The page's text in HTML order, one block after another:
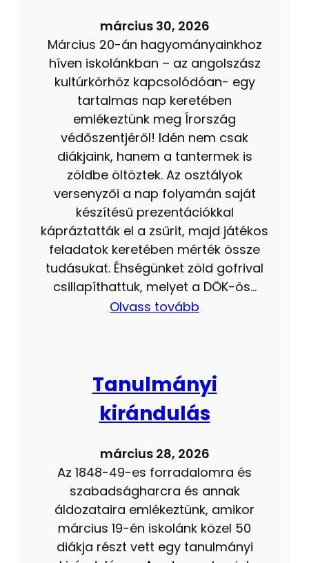
március 30, 2026
Március 20-án hagyományainkhoz
híven iskolánkban – az angolszász
kultúrkörhöz kapcsolódóan- egy
tartalmas nap keretében
emlékeztünk meg Írország
védőszentjéről! Idén nem csak
diákjaink, hanem a tantermek is
zöldbe öltöztek. Az osztályok
versenyzői a nap folyamán saját
készítésű prezentációkkal
kápráztatták el a zsűrit, majd játékos
feladatok keretében mérték össze
tudásukat. Éhségünket zöld gofrival
csillapíthattuk, melyet a DÖK-ös…
Olvass tovább
Tanulmányi
kirándulás
március 28, 2026
Az 1848-49-es forradalomra és
szabadságharcra és annak
áldozataira emlékeztünk, amikor
március 19-én iskolánk közel 50
diákja részt vett egy tanulmányi